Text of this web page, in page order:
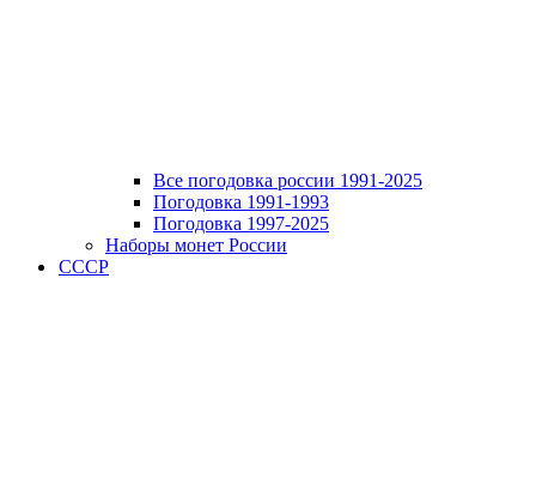
Все погодовка россии 1991-2025
Погодовка 1991-1993
Погодовка 1997-2025
Наборы монет России
СССР